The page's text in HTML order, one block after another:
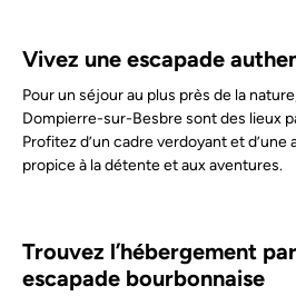
Vivez une escapade
Pour un séjour au plus près de la
Dompierre-sur-Besbre sont des lieux
Profitez d’un cadre verdoyant et d’une
propice à la détente et aux aventures.
Trouvez l’hébergement
escapade bourbonnaise